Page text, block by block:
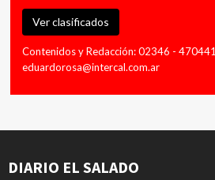
Ver clasificados
Contenidos y Redacción: 02346 - 470441
eduardorosa@intercal.com.ar
DIARIO EL SALADO